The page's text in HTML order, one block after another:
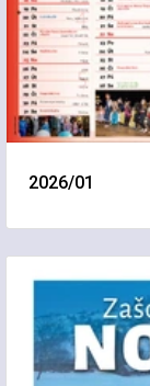
2026/01